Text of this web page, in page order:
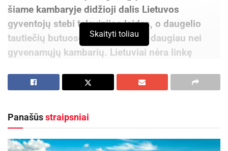
šiame kambaryje didžioji dalis Lietuvos
gyventojų stebi televizijos laidas, o daugelio
tautiečių butuose televizorių yra daugiau nei
gyvenamųjų kambarių. Lietuviai nėra linkę
gyvensenos taisyklių bei vengti televizorių
„Matome, kad Lietuvos gyventojų aistra
Televizijos laidos paprastai yra žiūrimos keliuose
Skaityti toliau
Panašūsstraipsniai